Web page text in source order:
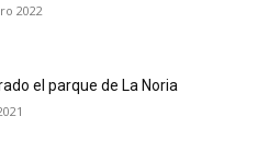
2022
el parque de La Noria